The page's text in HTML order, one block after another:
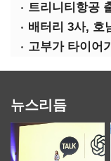
배터리 3사, 호
뉴스리듬